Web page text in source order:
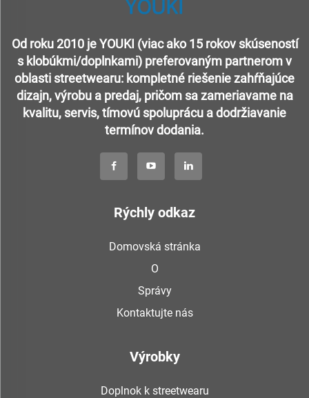
Od roku 2010 je YOUKI (viac ako 15 rokov skúseností
s klobúkmi/doplnkami) preferovaným partnerom v
oblasti streetwearu: kompletné riešenie zahŕňajúce
dizajn, výrobu a predaj, pričom sa zameriavame na
kvalitu, servis, tímovú spoluprácu a dodržiavanie
termínov dodania.
Rýchly odkaz
Domovská stránka
O
Správy
Kontaktujte nás
Výrobky
Doplnok k streetwearu